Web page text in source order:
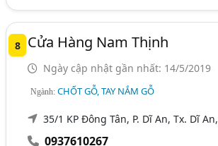
8 Cửa Hàng Nam Thịnh
Ngày cập nhật gần nhất: 14/5/2019
Ngành:CHỐT GỖ, TAY NẮM GỖ
35/1 KP Đông Tân, P. Dĩ An, Tx. Dĩ An,
0937610267